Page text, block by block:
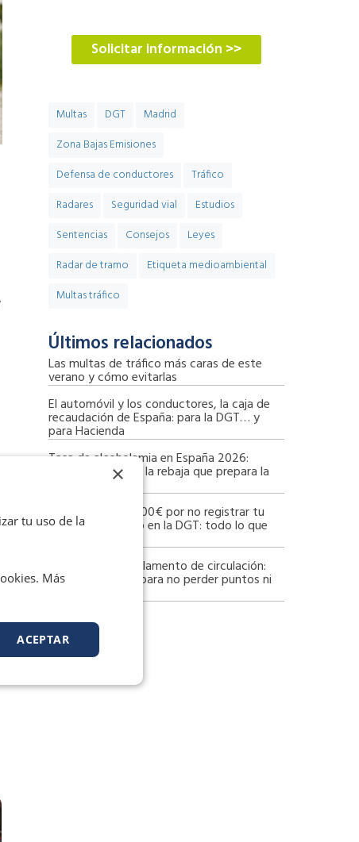
Solicitar información >>
Multas DGT
Madrid
Zona Bajas Emisiones
Defensa de conductores
Tráfico
Radares
Seguridad vial
Estudios
Sentencias
Consejos
Leyes
Radar de tramo
Etiqueta medioambiental
Multas tráfico
Últimos relacionados
Las multas de tráfico más caras de este
verano y cómo evitarlas
El automóvil y los conductores, la caja de
recaudación de España: para la DGT… y
para Hacienda
Tasa de alcoholemia en España 2026:
límites vigentes y la rebaja que prepara la
Multa de hasta 800€ por no registrar tu
patinete eléctrico en la DGT: todo lo que
Cambios en el reglamento de circulación:
qué debes saber para no perder puntos ni
×
tu uso de la
Más
ACEPTAR